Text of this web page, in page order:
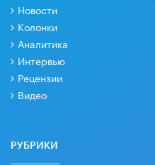
Новости
Колонки
Аналитика
Интервью
Рецензии
Видео
РУБРИКИ